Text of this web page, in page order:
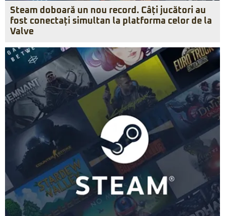
Steam doboară un nou record. Câți jucători au
fost conectați simultan la platforma celor de la
Valve